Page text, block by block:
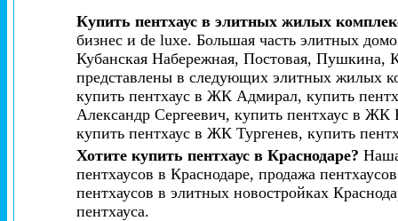
Купить пентхаус в элитных жилых
бизнес и de luxe. Большая часть элитных
Кубанская Набережная, Постовая, Пушкина,
представлены в следующих элитных жилых
купить пентхаус в ЖК Адмирал, купить
Александр Сергеевич, купить пентхаус в
купить пентхаус в ЖК Тургенев, купить
Хотите купить пентхаус в Краснодаре?
пентхаусов в Краснодаре, продажа
пентхаусов в элитных новостройках
пентхауса.